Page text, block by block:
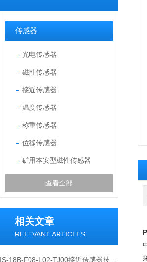
传感器
光电传感器
磁性传感器
接近传感器
温度传感器
称重传感器
位移传感器
矿用本安型磁性传感器
查看全部
相关文章
RELEVANT ARTICLES